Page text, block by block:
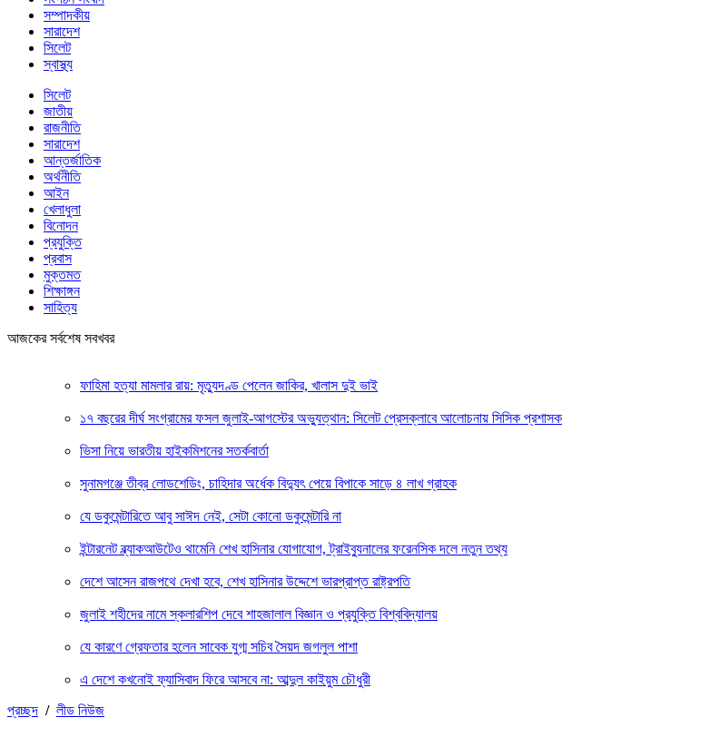
সম্পাদকীয়
সারাদেশ
সিলেট
স্বাস্থ্য
সিলেট
জাতীয়
রাজনীতি
সারাদেশ
আন্তর্জাতিক
অর্থনীতি
আইন
খেলাধুলা
বিনোদন
প্রযুক্তি
প্রবাস
মুক্তমত
শিক্ষাঙ্গন
সাহিত্য
আজকের সর্বশেষ সবখবর
ফাহিমা হত্যা মামলার রায়: মৃত্যুদণ্ড পেলেন জাকির, খালাস দুই ভাই
১৭ বছরের দীর্ঘ সংগ্রামের ফসল জুলাই-আগস্টের অভ্যুত্থান: সিলেট প্রেসক্লাবে আলোচনায় সিসিক প্রশাসক
ভিসা নিয়ে ভারতীয় হাইকমিশনের সতর্কবার্তা
সুনামগঞ্জে তীব্র লোডশেডিং, চাহিদার অর্ধেক বিদ্যুৎ পেয়ে বিপাকে সাড়ে ৪ লাখ গ্রাহক
যে ডকুমেন্টারিতে আবু সাঈদ নেই, সেটা কোনো ডকুমেন্টারি না
ইন্টারনেট ব্ল্যাকআউটেও থামেনি শেখ হাসিনার যোগাযোগ, ট্রাইব্যুনালের ফরেনসিক দলে নতুন তথ্য
দেশে আসেন রাজপথে দেখা হবে, শেখ হাসিনার উদ্দেশে ভারপ্রাপ্ত রাষ্ট্রপতি
জুলাই শহীদের নামে স্কলারশিপ দেবে শাহজালাল বিজ্ঞান ও প্রযুক্তি বিশ্ববিদ্যালয়
যে কারণে গ্রেফতার হলেন সাবেক যুগ্ম সচিব সৈয়দ জগলুল পাশা
এ দেশে কখনোই ফ্যাসিবাদ ফিরে আসবে না: আব্দুল কাইয়ুম চৌধুরী
প্রচ্ছদ / লীড নিউজ